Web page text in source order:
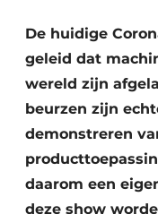
De huidige
geleid dat
wereld zijn
beurzen zijn
demonstreren
daarom een
deze show